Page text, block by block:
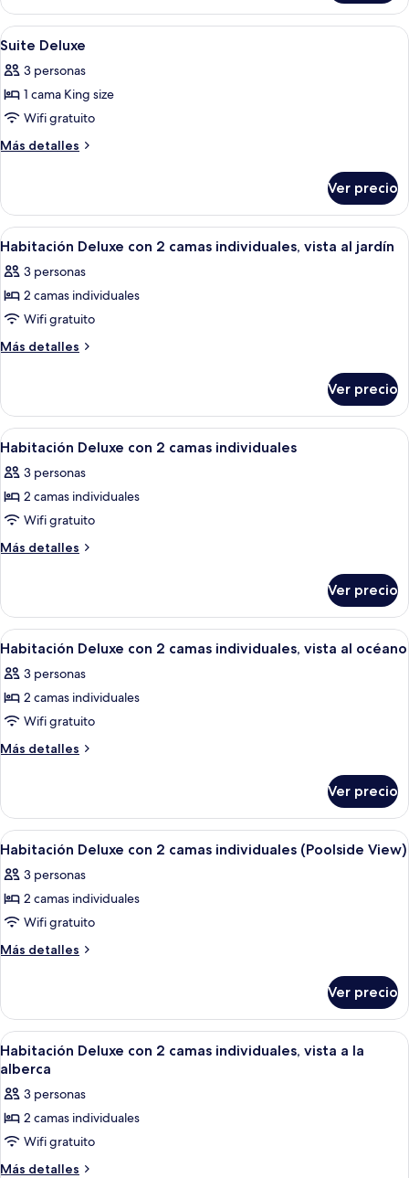
King
size
Deluxe,
cama
size
Abrir
todas
las
fotos
de
Suite
Una habitación de hotel moderna
5
Suite Deluxe
3 personas
1 cama King size
Wifi gratuito
Más detalles
Más
Deluxe
Ver precio
Abrir
todas
las
fotos
de
Habitación
2
camas
individuales,
vista
al
jardín
Una habitación de hotel moderna
4
Habitación Deluxe con 2 camas individuales, vista al jardín
3 personas
2 camas individuales
Wifi gratuito
Más detalles
Más
Deluxe
con
2
individuales,
vista
jardín
Ver precio
Abrir
todas
las
fotos
de
Habitación
2
camas
individuales
Una cama doble con sábanas
4
Habitación Deluxe con 2 camas individuales
3 personas
2 camas individuales
Wifi gratuito
Más detalles
Más
Deluxe
con
2
individuales
Ver precio
Abrir
todas
las
fotos
de
Habitación
2
camas
individuales,
vista
al
océano
Una cama doble con sábanas
4
Habitación Deluxe con 2 camas individuales, vista al océano
3 personas
2 camas individuales
Wifi gratuito
Más detalles
Más
Deluxe
con
2
individuales,
vista
océano
Ver precio
Abrir
todas
las
fotos
de
Habitación
2
camas
individuales
(Poolside
View)
Una cama doble con sábanas
6
Habitación Deluxe con 2 camas individuales (Poolside View)
3 personas
2 camas individuales
Wifi gratuito
Más detalles
Más
Deluxe
con
2
camas
(Poolside
View)
Ver precio
Abrir
todas
fotos
de
Habitación
Deluxe
Una cama doble con sábanas
4
Habitación Deluxe con 2 camas individuales, vista a la
alberca
3 personas
2 camas individuales
Wifi gratuito
Más detalles
Más